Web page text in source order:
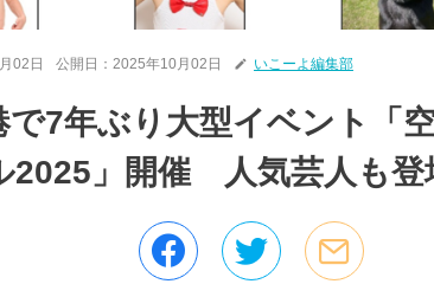
02日 公開日： 2025年10月02日 いこーよ編集部
で7年ぶり大型イベント「
2025」開催 人気芸人も登